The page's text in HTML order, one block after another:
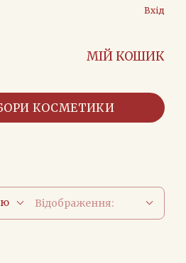
Вхід
МІЙ КОШИК
КОСМЕТИКИ
Відображення: